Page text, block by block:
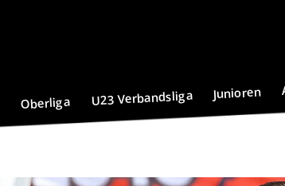
Oberliga U23 Verbandsliga Junioren